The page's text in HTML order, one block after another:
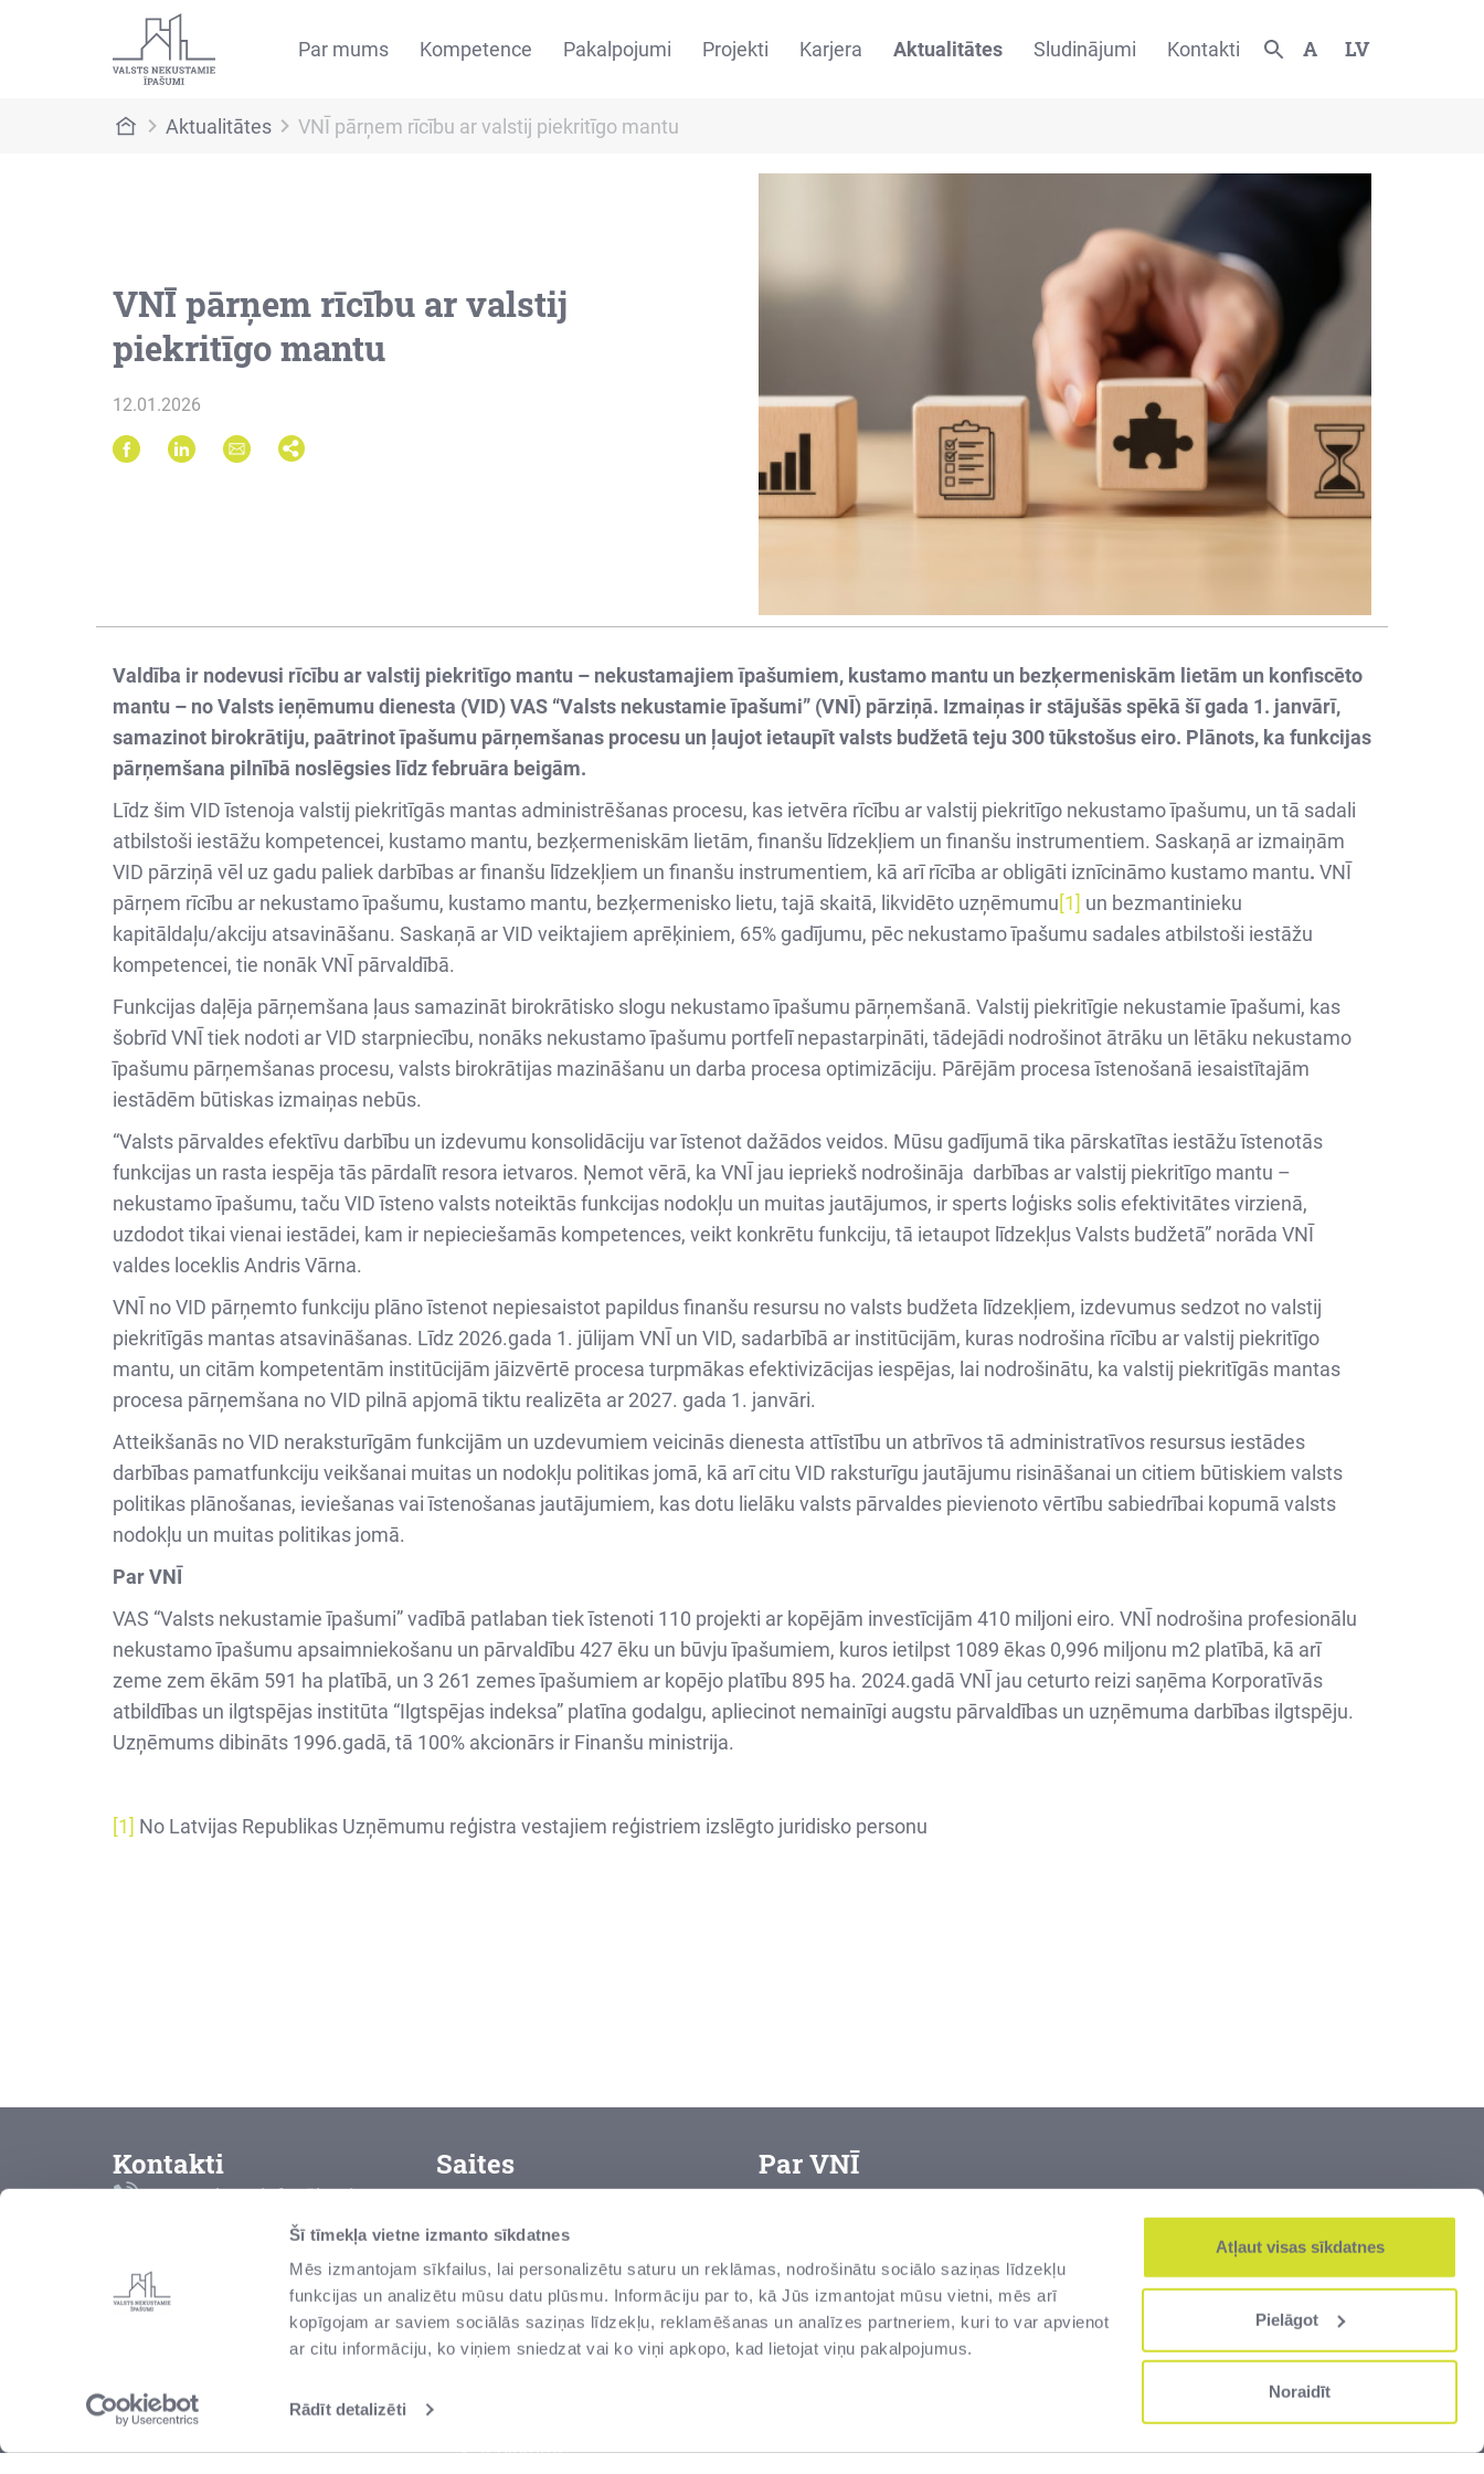
Šī tīmekļa vietne izmanto sīkdatnes
Mēs izmantojam sīkfailus, lai personalizētu saturu un reklāmas, nodrošinātu sociālo saziņas līdzekļu
funkcijas un analizētu mūsu datu plūsmu. Informāciju par to, kā Jūs izmantojat mūsu vietni, mēs arī
kopīgojam ar saviem sociālās saziņas līdzekļu, reklamēšanas un analīzes partneriem, kuri to var apvienot
ar citu informāciju, ko viņiem sniedzat vai ko viņi apkopo, kad lietojat viņu pakalpojumus.
Rādīt detalizēti
Atļaut visas sīkdatnes
Pielāgot
Noraidīt
Par mums Kompetence Pakalpojumi Projekti Karjera Aktualitātes Sludinājumi Kontakti A LV
Aktualitātes VNĪ pārņem rīcību ar valstij piekritīgo mantu
VNĪ pārņem rīcību ar valstij
piekritīgo mantu
12.01.2026
Valdība ir nodevusi rīcību ar valstij piekritīgo mantu – nekustamajiem īpašumiem, kustamo mantu un bezķermeniskām lietām un konfiscēto
mantu – no Valsts ieņēmumu dienesta (VID) VAS “Valsts nekustamie īpašumi” (VNĪ) pārziņā. Izmaiņas ir stājušās spēkā šī gada 1. janvārī,
samazinot birokrātiju, paātrinot īpašumu pārņemšanas procesu un ļaujot ietaupīt valsts budžetā teju 300 tūkstošus eiro. Plānots, ka funkcijas
pārņemšana pilnībā noslēgsies līdz februāra beigām.
Līdz šim VID īstenoja valstij piekritīgās mantas administrēšanas procesu, kas ietvēra rīcību ar valstij piekritīgo nekustamo īpašumu, un tā sadali
atbilstoši iestāžu kompetencei, kustamo mantu, bezķermeniskām lietām, finanšu līdzekļiem un finanšu instrumentiem. Saskaņā ar izmaiņām
VID pārziņā vēl uz gadu paliek darbības ar finanšu līdzekļiem un finanšu instrumentiem, kā arī rīcība ar obligāti iznīcināmo kustamo mantu. VNĪ
pārņem rīcību ar nekustamo īpašumu, kustamo mantu, bezķermenisko lietu, tajā skaitā, likvidēto uzņēmumu[1] un bezmantinieku
kapitāldaļu/akciju atsavināšanu. Saskaņā ar VID veiktajiem aprēķiniem, 65% gadījumu, pēc nekustamo īpašumu sadales atbilstoši iestāžu
kompetencei, tie nonāk VNĪ pārvaldībā.
Funkcijas daļēja pārņemšana ļaus samazināt birokrātisko slogu nekustamo īpašumu pārņemšanā. Valstij piekritīgie nekustamie īpašumi, kas
šobrīd VNĪ tiek nodoti ar VID starpniecību, nonāks nekustamo īpašumu portfelī nepastarpināti, tādejādi nodrošinot ātrāku un lētāku nekustamo
īpašumu pārņemšanas procesu, valsts birokrātijas mazināšanu un darba procesa optimizāciju. Pārējām procesa īstenošanā iesaistītajām
iestādēm būtiskas izmaiņas nebūs.
“Valsts pārvaldes efektīvu darbību un izdevumu konsolidāciju var īstenot dažādos veidos. Mūsu gadījumā tika pārskatītas iestāžu īstenotās
funkcijas un rasta iespēja tās pārdalīt resora ietvaros. Ņemot vērā, ka VNĪ jau iepriekš nodrošināja darbības ar valstij piekritīgo mantu –
nekustamo īpašumu, taču VID īsteno valsts noteiktās funkcijas nodokļu un muitas jautājumos, ir sperts loģisks solis efektivitātes virzienā,
uzdodot tikai vienai iestādei, kam ir nepieciešamās kompetences, veikt konkrētu funkciju, tā ietaupot līdzekļus Valsts budžetā” norāda VNĪ
valdes loceklis Andris Vārna.
VNĪ no VID pārņemto funkciju plāno īstenot nepiesaistot papildus finanšu resursu no valsts budžeta līdzekļiem, izdevumus sedzot no valstij
piekritīgās mantas atsavināšanas. Līdz 2026.gada 1. jūlijam VNĪ un VID, sadarbībā ar institūcijām, kuras nodrošina rīcību ar valstij piekritīgo
mantu, un citām kompetentām institūcijām jāizvērtē procesa turpmākas efektivizācijas iespējas, lai nodrošinātu, ka valstij piekritīgās mantas
procesa pārņemšana no VID pilnā apjomā tiktu realizēta ar 2027. gada 1. janvāri.
Atteikšanās no VID neraksturīgām funkcijām un uzdevumiem veicinās dienesta attīstību un atbrīvos tā administratīvos resursus iestādes
darbības pamatfunkciju veikšanai muitas un nodokļu politikas jomā, kā arī citu VID raksturīgu jautājumu risināšanai un citiem būtiskiem valsts
politikas plānošanas, ieviešanas vai īstenošanas jautājumiem, kas dotu lielāku valsts pārvaldes pievienoto vērtību sabiedrībai kopumā valsts
nodokļu un muitas politikas jomā.
Par VNĪ
VAS “Valsts nekustamie īpašumi” vadībā patlaban tiek īstenoti 110 projekti ar kopējām investīcijām 410 miljoni eiro. VNĪ nodrošina profesionālu
nekustamo īpašumu apsaimniekošanu un pārvaldību 427 ēku un būvju īpašumiem, kuros ietilpst 1089 ēkas 0,996 miljonu m2 platībā, kā arī
zeme zem ēkām 591 ha platībā, un 3 261 zemes īpašumiem ar kopējo platību 895 ha. 2024.gadā VNĪ jau ceturto reizi saņēma Korporatīvās
atbildības un ilgtspējas institūta “Ilgtspējas indeksa” platīna godalgu, apliecinot nemainīgi augstu pārvaldības un uzņēmuma darbības ilgtspēju.
Uzņēmums dibināts 1996.gadā, tā 100% akcionārs ir Finanšu ministrija.
[1] No Latvijas Republikas Uzņēmumu reģistra vestajiem reģistriem izslēgto juridisko personu
Kontakti
Bezmaksas info tālrunis
8000 2000
Talejas iela 1, Rīga, Latvija,
Saites
Lietošanas noteikumi
Privātuma politika
Ziņot par negodprātīgu
Iepirkumi
Par VNĪ
VAS “Valsts nekustamie īpašumi” ir lielākais Latvijas dižāko vērtību –
zemes un ēku – pārvaldītājs. Zeme un kultūrvēsturiskais mantojums,
senas un modernas ēkas, valsts robežas un muitas infrastruktūra –
tās ir valsts vērtības Latvijas cilvēkiem.